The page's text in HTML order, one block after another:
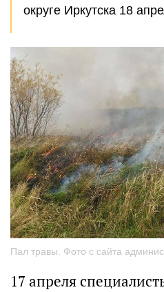
округе Иркутска 18
Пал травы. Фото с сайта
17 апреля